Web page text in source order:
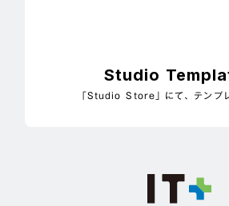
Studio
「Studio Store」にて、テンプ